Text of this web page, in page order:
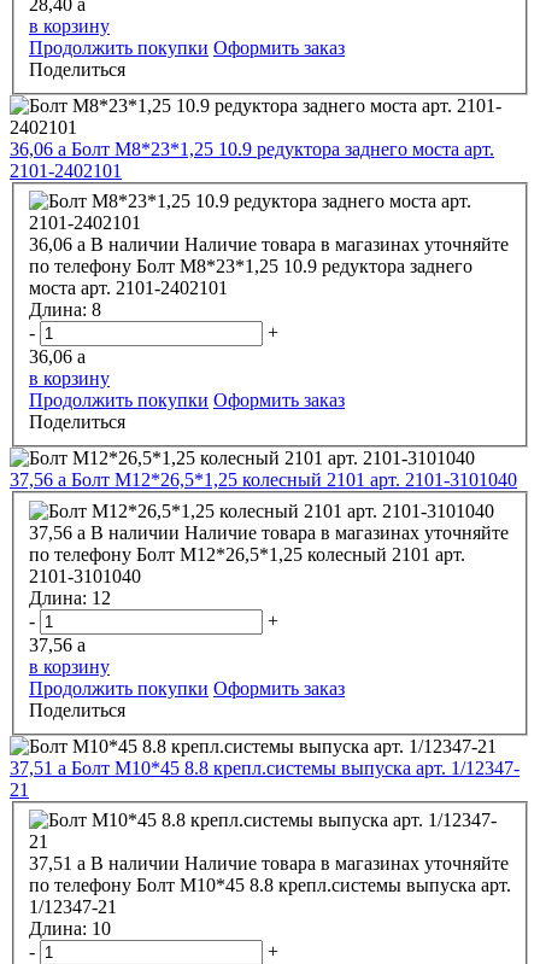
в корзину
Продолжить покупки Оформить заказ
Поделиться
36,06 a Болт М8*23*1,25 10.9 редуктора заднего моста арт.
2101-2402101
36,06 a В наличии Наличие товара в магазинах уточняйте
по телефону Болт М8*23*1,25 10.9 редуктора заднего
моста арт. 2101-2402101
Длина: 8
-
+
36,06 a
в корзину
Продолжить покупки Оформить заказ
Поделиться
37,56 a Болт М12*26,5*1,25 колесный 2101 арт. 2101-3101040
37,56 a В наличии Наличие товара в магазинах уточняйте
по телефону Болт М12*26,5*1,25 колесный 2101 арт.
2101-3101040
Длина: 12
-
+
37,56 a
в корзину
Продолжить покупки Оформить заказ
Поделиться
37,51 a Болт М10*45 8.8 крепл.системы выпуска арт. 1/12347-
21
37,51 a В наличии Наличие товара в магазинах уточняйте
по телефону Болт М10*45 8.8 крепл.системы выпуска арт.
1/12347-21
Длина: 10
-
+